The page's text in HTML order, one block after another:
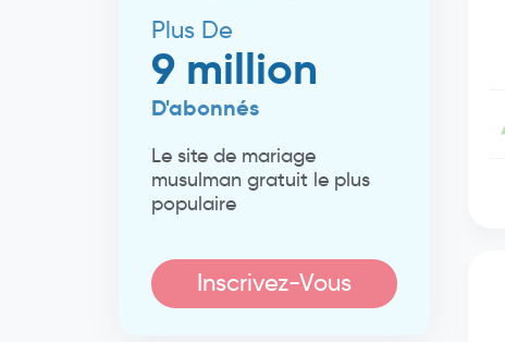
Plus De
9 million
D'abonnés
Le site de mariage
musulman gratuit le plus
populaire
Inscrivez-Vous